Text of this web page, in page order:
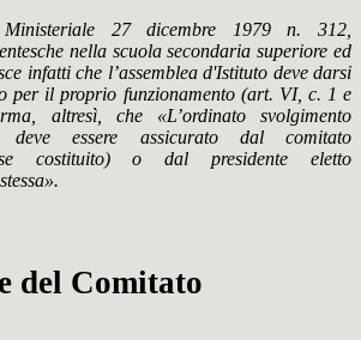
27 dicembre 1979 n. 312,
nella scuola secondaria superiore ed
infatti che l’assemblea d'Istituto deve darsi
per il proprio funzionamento (art. VI, c. 1 e
altresì, che «L’ordinato svolgimento
deve essere assicurato dal comitato
costituito) o dal presidente eletto
del Comitato